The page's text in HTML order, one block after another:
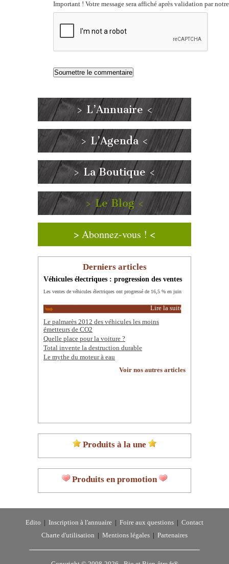
Important ! Votre message sera affiché après validation par
> L’Annuaire <
> L’Agenda <
> La Boutique <
> Le Blog <
> Abonnez-vous ! <
Derniers articles
Véhicules électriques : progression des ventes
Les ventes de véhicules électriques ont progressé de 16,5 % en juin
Lire la suite
Le palmarès 2012 des véhicules les moins
émetteurs de CO2
Quelle place pour la voiture ?
Total invente la destruction durable
Le mythe du moteur à eau
Voir nos autres articles
Produits à la une
Produits en promotion
Edito Inscription à l'annuaire Foire aux questions
Contact
Charte d'utilisation
Mentions légales Partenaires